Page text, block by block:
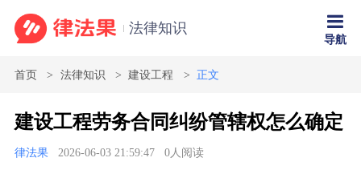
法律知识
导航
首页 法律知识 建设工程 正文
建设工程劳务合同纠纷管辖权怎么确定
律法果 2026-06-03 21:59:47 0人阅读